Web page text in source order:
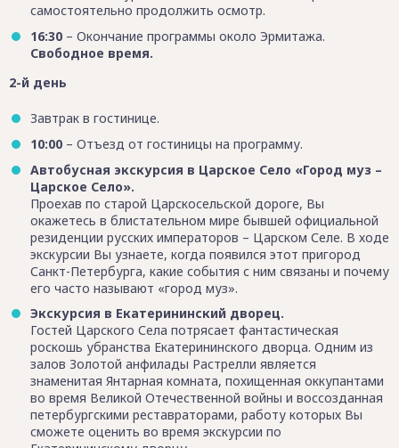
самостоятельно продолжить осмотр.
16:30 – Окончание программы около Эрмитажа.
Свободное время.
2-й день
Завтрак в гостинице.
10:00 – Отъезд от гостиницы на программу.
Автобусная экскурсия в Царское Село «Город муз –
Царское Село».
Проехав по старой Царскосельской дороге, Вы
окажетесь в блистательном мире бывшей официальной
резиденции русских императоров – Царском Селе. В ходе
экскурсии Вы узнаете, когда появился этот пригород
Санкт-Петербурга, какие события с ним связаны и почему
его часто называют «город муз».
Экскурсия в Екатерининский дворец.
Гостей Царского Села потрясает фантастическая
роскошь убранства Екатерининского дворца. Одним из
залов Золотой анфилады Растрелли является
знаменитая Янтарная комната, похищенная оккупантами
во время Великой Отечественной войны и воссозданная
петербургскими реставраторами, работу которых Вы
сможете оценить во время экскурсии по